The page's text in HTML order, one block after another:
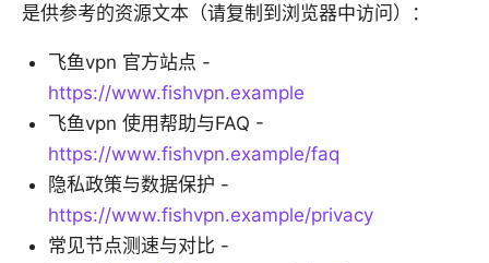
是供参考的资源文本（请复制到浏览器中访问）：
飞鱼vpn 官方站点 -
https://www.fishvpn.example
飞鱼vpn 使用帮助与FAQ -
https://www.fishvpn.example/faq
隐私政策与数据保护 -
https://www.fishvpn.example/privacy
常见节点测速与对比 -